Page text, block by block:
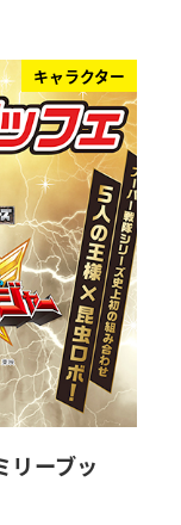
キャラクター
リーブッ